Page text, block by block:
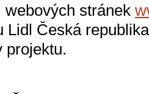
stránek
Lidl Česká
projektu.